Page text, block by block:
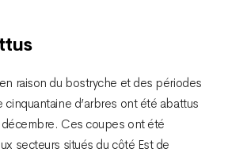
raison du bostryche et des périodes
d’arbres ont été abattus
Ces coupes ont été
secteurs situés du côté Est de